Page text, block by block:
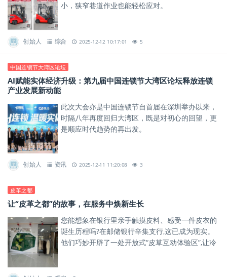
小，狭窄巷道作业也能轻松应对。
创始人 综合 2025-12-12 10:17:01 5
中国连锁节大湾区论坛
AI赋能实体经济升级：第九届中国连锁节大湾区论坛释放连锁
产业发展新动能
此次大会亦是中国连锁节自首届在深圳举办以来，
时隔八年再度回归大湾区，既是对初心的回望，更
是顺应时代趋势的再出发。
创始人 资讯 2025-12-11 11:20:08 3
皮革之都
让“皮革之都”的故事，在服务中焕新生长
您能想象在银行里亲手触摸皮料、感受一件皮衣的
诞生历程吗?在邮储银行辛集支行,这已成为现实。
他们巧妙开辟了一处开放式“皮草互动体验区”,让冷